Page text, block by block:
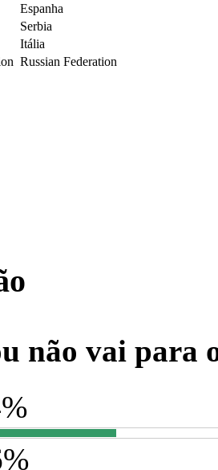
Espanha
Serbia
Itália
Russian Federation
não vai para